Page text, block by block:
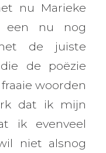
nu Marieke
een nu nog
de juiste
de poëzie
woorden
dat ik mijn
ik evenveel
niet alsnog